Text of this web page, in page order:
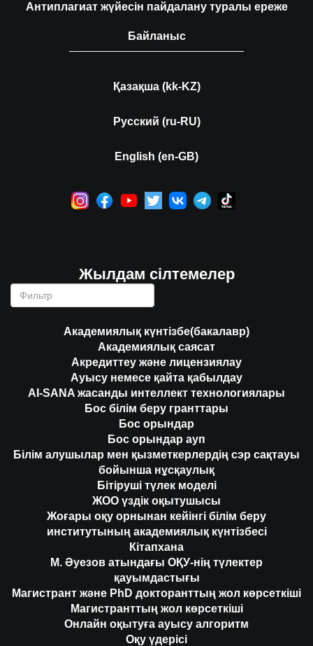
Антиплагиат жүйесін пайдалану туралы ереже
Байланыс
Қазақша (kk-KZ)
Русский (ru-RU)
English (en-GB)
Жылдам сілтемелер
Академиялық күнтізбе(бакалавр)
Академиялық саясат
Акредиттеу және лицензиялау
Ауысу немесе қайта қабылдау
AI-SANA жасанды интеллект технологиялары
Бос білім беру гранттары
Бос орындар
Бос орындар ауп
Білім алушылар мен қызметкерлердің сэр сақтауы
бойынша нұсқаулық
Бітіруші түлек моделі
ЖОО үздік оқытушысы
Жоғары оқу орнынан кейінгі білім беру
институтының академиялық күнтізбесі
Кітапхана
М. Әуезов атындағы ОҚУ-нің түлектер
қауымдастығы
Магистрант және PhD докторанттың жол көрсеткіші
Магистранттың жол көрсеткіші
Онлайн оқытуға ауысу алгоритм
Оқу үдерісі